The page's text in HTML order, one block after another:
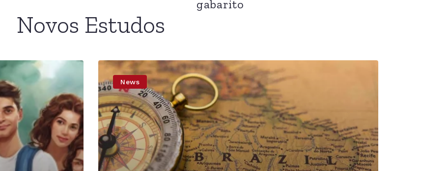
gabarito
Novos Estudos
News